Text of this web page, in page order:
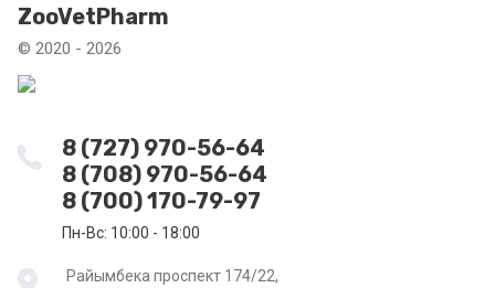
ZooVetPharm
© 2020 - 2026
8 (727) 970-56-64
8 (708) 970-56-64
8 (700) 170-79-97
Пн-Вс: 10:00 - 18:00
Райымбека проспект 174/22,